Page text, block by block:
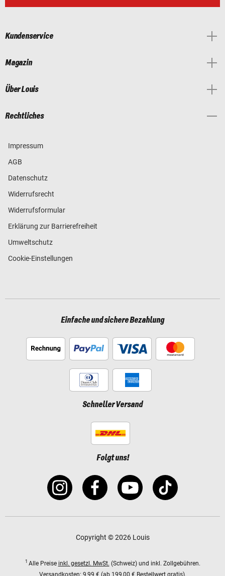
Kundenservice
Magazin
Über Louis
Rechtliches
Impressum
AGB
Datenschutz
Widerrufsrecht
Widerrufsformular
Erklärung zur Barrierefreiheit
Umweltschutz
Cookie-Einstellungen
Einfache und sichere Bezahlung
Schneller Versand
Folgt uns!
Copyright © 2026 Louis
1 Alle Preise inkl. gesetzl. MwSt. (Schweiz) und inkl. Zollgebühren.
Versandkosten: 9,99 € (ab 199,00 € Bestellwert gratis).